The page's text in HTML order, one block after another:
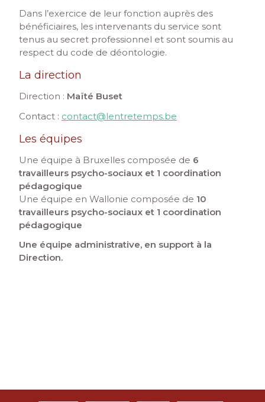
Dans l’exercice de leur fonction auprès des
bénéficiaires, les intervenants du service sont
tenus au secret professionnel et sont soumis au
respect du code de déontologie.
La direction
Direction : Maïté Buset
Contact : contact@lentretemps.be
Les équipes
Une équipe à Bruxelles composée de 6
travailleurs psycho-sociaux et 1 coordination
pédagogique
Une équipe en Wallonie composée de 10
travailleurs psycho-sociaux et 1 coordination
pédagogique
Une équipe administrative, en support à la
Direction.